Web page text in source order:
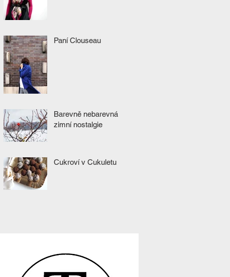
Paní Clouseau
Barevně nebarevná
zimní nostalgie
Cukroví v Cukuletu